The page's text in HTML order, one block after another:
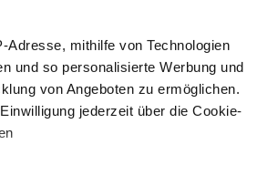
mithilfe von Technologien
und so personalisierte Werbung und
von Angeboten zu ermöglichen.
jederzeit über die Cookie-